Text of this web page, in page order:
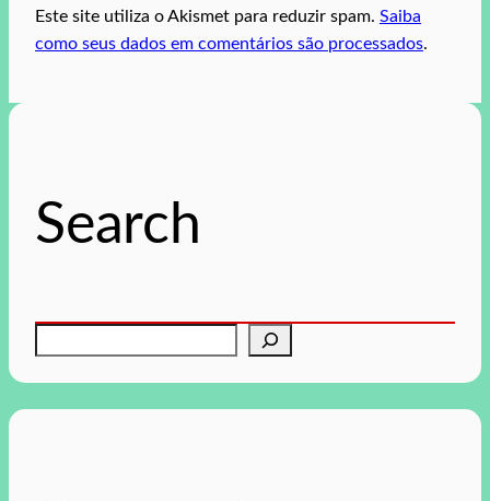
Este site utiliza o Akismet para reduzir spam. Saiba
como seus dados em comentários são processados.
Search
e